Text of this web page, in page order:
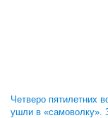
Четверо пятилетних
ушли в